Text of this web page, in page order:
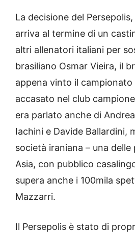
La decisione del
arriva al termine di un
altri allenatori italiani per
brasiliano Osmar Vieira, il
appena vinto il campionato
accasato nel club
era parlato anche di
Iachini e Davide Ballardini,
società iraniana – una delle
Asia, con pubblico
supera anche i 100mila
Mazzarri.
Il Persepolis è stato di